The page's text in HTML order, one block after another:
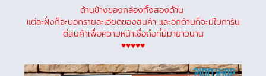
ด้านข้างของกล่องทั้งสองด้าน
แต่ละฝั่งก็จะบอกรายละเอียดของสินค้า และอีกด้านก็จะมีใบการัน
ตีสินค้าเพื่อความหน้าเชื่อถือที่มีมายาวนาน
♥♥♥♥♥